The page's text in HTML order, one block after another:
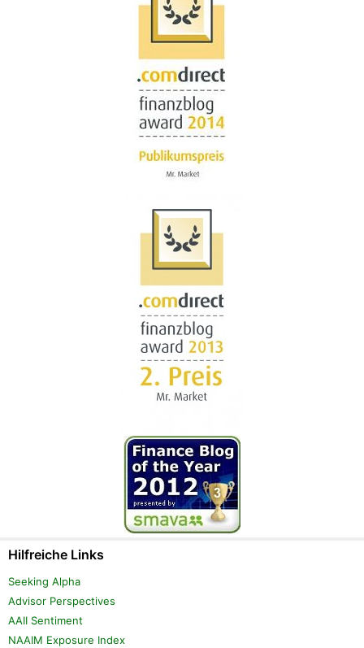
Hilfreiche Links
Seeking Alpha
Advisor Perspectives
AAII Sentiment
NAAIM Exposure Index